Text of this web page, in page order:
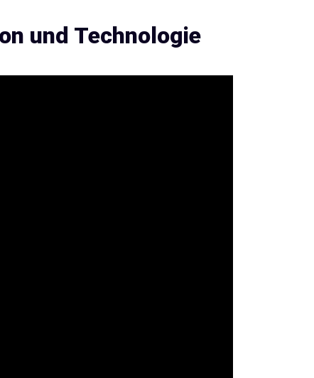
und Technologie